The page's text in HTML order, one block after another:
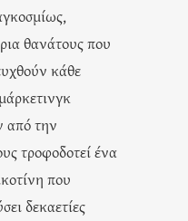
θανάτους που
κάθε
από την
τροφοδοτεί ένα
που
δεκαετίες